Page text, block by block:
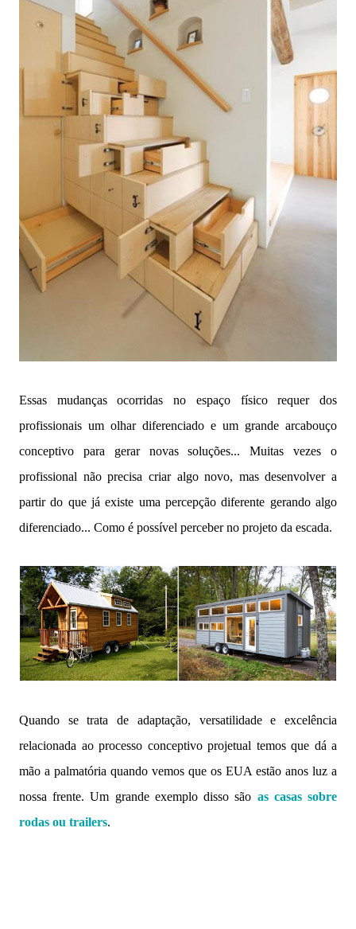
Essas mudanças ocorridas no espaço físico requer dos
profissionais um olhar diferenciado e um grande arcabouço
conceptivo para gerar novas soluções... Muitas vezes o
profissional não precisa criar algo novo, mas desenvolver a
partir do que já existe uma percepção diferente gerando algo
diferenciado... Como é possível perceber no projeto da escada.
Quando se trata de adaptação, versatilidade e excelência
relacionada ao processo conceptivo projetual temos que dá a
mão a palmatória quando vemos que os EUA estão anos luz a
nossa frente. Um grande exemplo disso são as casas sobre
rodas ou trailers.